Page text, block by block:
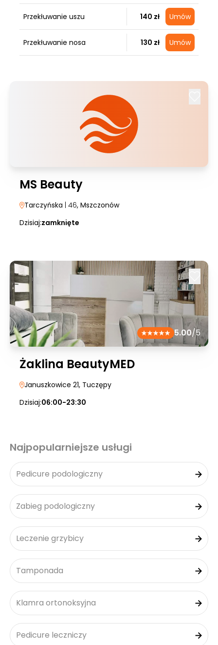
Przekłuwanie uszu 140 zł Umów
Przekłuwanie nosa 130 zł Umów
MS Beauty
Tarczyńska | 46, Mszczonów
Dzisiaj:zamknięte
5.00/5
Żaklina BeautyMED
Januszkowice 21, Tuczępy
Dzisiaj:06:00-23:30
Najpopularniejsze usługi
Pedicure podologiczny
Zabieg podologiczny
Leczenie grzybicy
Tamponada
Klamra ortonoksyjna
Pedicure leczniczy